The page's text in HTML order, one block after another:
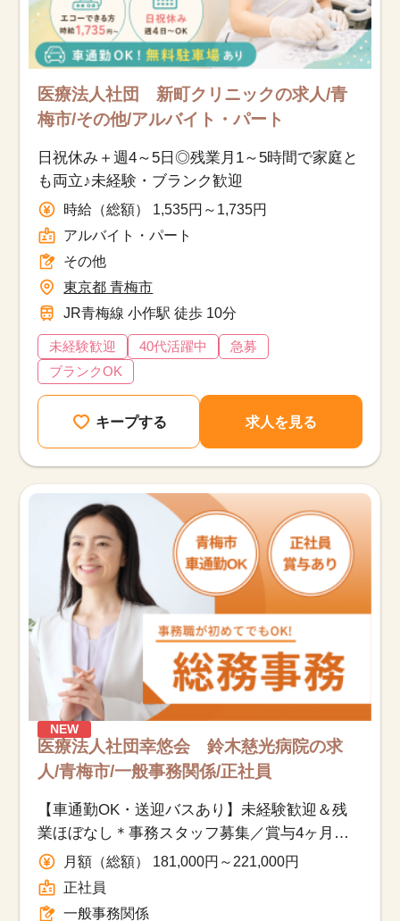
医療法人社団 新町クリニックの求人/青
梅市/その他/アルバイト・パート
日祝休み＋週4～5日◎残業月1～5時間で家庭と
も両立♪未経験・ブランク歓迎
時給（総額） 1,535円～1,735円
アルバイト・パート
その他
東京都 青梅市
JR青梅線 小作駅 徒歩 10分
未経験歓迎 40代活躍中
急募
ブランクOK
キープする 求人を見る
NEW
医療法人社団幸悠会 鈴木慈光病院の求
人/青梅市/一般事務関係/正社員
【車通勤OK・送迎バスあり】未経験歓迎＆残
業ほぼなし＊事務スタッフ募集／賞与4ヶ月・
正社員月額（総額） 181,000円～221,000円
正社員
一般事務関係